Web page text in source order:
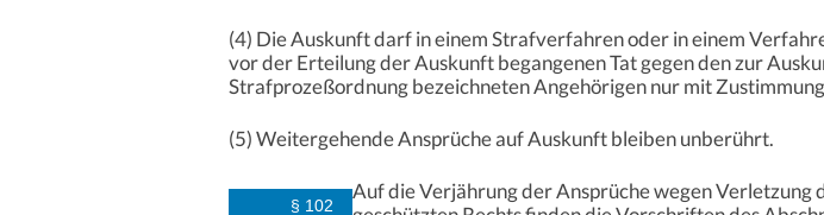
(4) Die Auskunft darf in einem Strafverfahren oder in einem
vor der Erteilung der Auskunft begangenen Tat gegen den zur
Strafprozeßordnung bezeichneten Angehörigen nur mit
(5) Weitergehende Ansprüche auf Auskunft bleiben unberührt.
§ 102
Auf die Verjährung der Ansprüche wegen Verletzung